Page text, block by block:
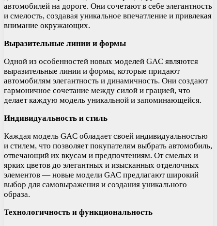
автомобилей на дороге. Они сочетают в себе элегантность
и смелость, создавая уникальное впечатление и привлекая
внимание окружающих.
Выразительные линии и формы
Одной из особенностей новых моделей GAC являются
выразительные линии и формы, которые придают
автомобилям элегантность и динамичность. Они создают
гармоничное сочетание между силой и грацией, что
делает каждую модель уникальной и запоминающейся.
Индивидуальность и стиль
Каждая модель GAC обладает своей индивидуальностью
и стилем, что позволяет покупателям выбрать автомобиль,
отвечающий их вкусам и предпочтениям. От смелых и
ярких цветов до элегантных и изысканных отделочных
элементов — новые модели GAC предлагают широкий
выбор для самовыражения и создания уникального
образа.
Технологичность и функциональность